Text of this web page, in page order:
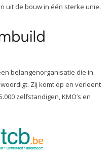
uit de bouw in één sterke unie.
belangenorganisatie die in
Zij komt op en verleent
zelfstandigen, KMO’s en